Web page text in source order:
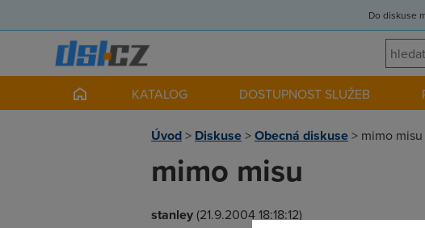
Do diskuse
KATALOG DOSTUPNOST SLUŽEB
Úvod> Diskuse>Obecná diskuse> mimo misu
mimo misu
stanley(21.9.2004 18:18:12)